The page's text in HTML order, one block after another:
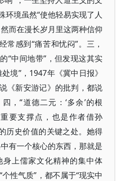
环境虽然“使他轻易实现了人
而在漫长岁月里这两种信仰
常感到“痛苦和忧闷”。三，
“中间地带”，但发现这其实
境”，1947年《冀中日报》
《新安游记》的批判，都说
，“道德二元：‘多余’的根
要支撑点，也是作者借孙
历史价值的关键之处。她得
有一个核心的东西，那就是
上儒家文化精神的集中体
性气质”，都不属于“现实中